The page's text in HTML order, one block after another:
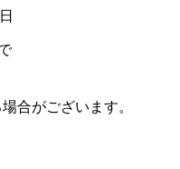
合がございます。